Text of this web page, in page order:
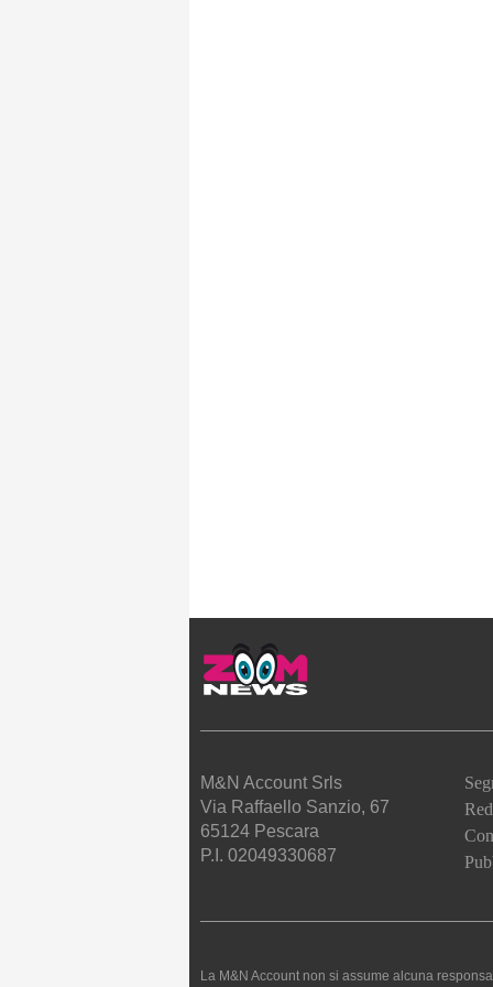
M&N Account Srls
Via Raffaello Sanzio, 67
65124 Pescara
P.I. 02049330687
La M&N Account non si assume alcuna